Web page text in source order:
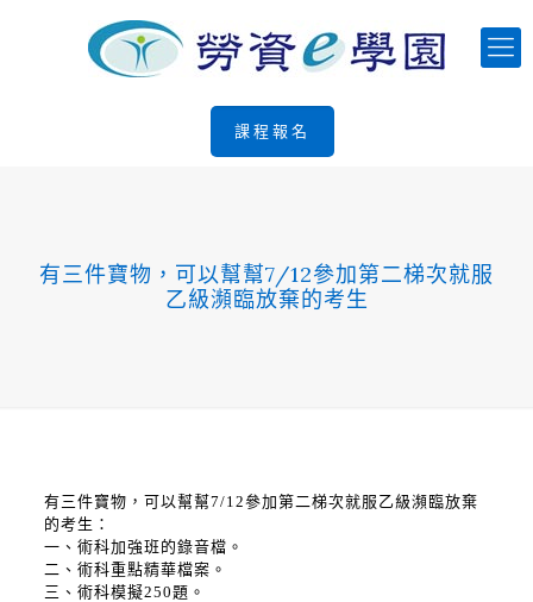
課程報名
有三件寶物，可以幫幫7/12參加第二梯次就服
乙級瀕臨放棄的考生
有三件寶物，可以幫幫7/12參加第二梯次就服乙級瀕臨放棄
的考生：
一、術科加強班的錄音檔。
二、術科重點精華檔案。
三、術科模擬250題。